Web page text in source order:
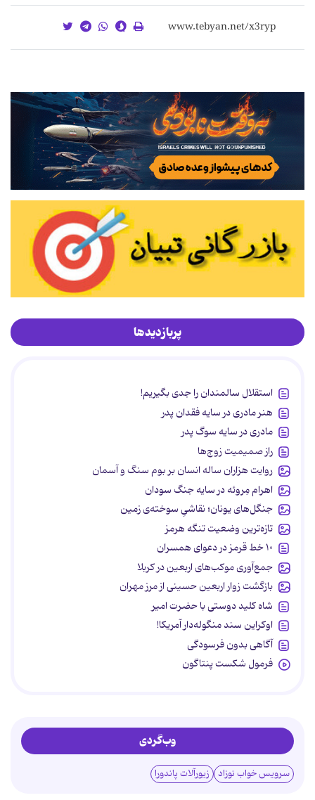
پربازدیدها
استقلال سالمندان را جدی بگیریم!
هنر مادری در سایه‌ فقدان پدر
مادری در سایه سوگ پدر
راز صمیمیت زوج‌ها
روایت هزاران ساله انسان بر بوم سنگ و آسمان
اهرام مِروئه در سایه جنگ سودان
جنگل‌های یونان؛ نقاشیِ سوخته‌ی زمین
تازه‌ترین وضعیت تنگه هرمز
۱۰ خط قرمز در دعوای همسران
جمع‌آوری موکب‌های اربعین در کربلا
بازگشت زوار اربعین حسینی از مرز مهران
شاه کلید دوستی با حضرت امیر
اوکراین سند منگوله‌دار آمریکا!
آگاهی بدون فرسودگی
فرمول شکست پنتاگون
وب‌گردی
سرویس خواب نوزاد زیورآلات پاندورا